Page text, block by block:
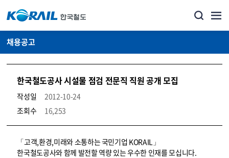
채용공고
한국철도공사 시설물 점검 전문직 직원 공개 모집
작성일
2012-10-24
조회수
16,253
코레일소개_경영공시_채용공고 상세보기 – 내용, 파일, 담당자 연락처로 구성
「고객,환경,미래와 소통하는 국민기업 KORAIL」
한국철도공사와 함께 발전할 역량 있는 우수한 인재를 모십니다.